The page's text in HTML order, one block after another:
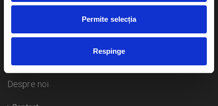
Permite selecția
Respinge
Livrare prin curier
Duplicare bilete
Despre noi